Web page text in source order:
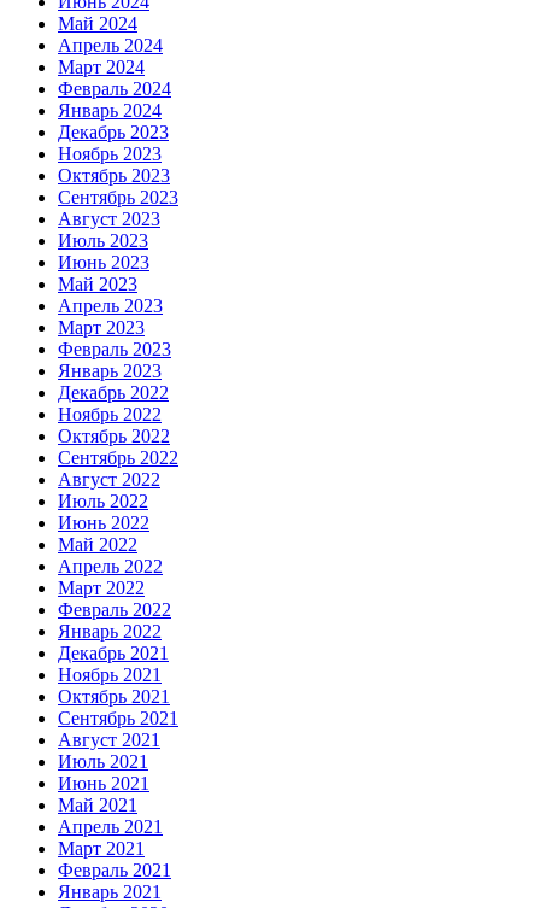
Май 2024
Апрель 2024
Март 2024
Февраль 2024
Январь 2024
Декабрь 2023
Ноябрь 2023
Октябрь 2023
Сентябрь 2023
Август 2023
Июль 2023
Июнь 2023
Май 2023
Апрель 2023
Март 2023
Февраль 2023
Январь 2023
Декабрь 2022
Ноябрь 2022
Октябрь 2022
Сентябрь 2022
Август 2022
Июль 2022
Июнь 2022
Май 2022
Апрель 2022
Март 2022
Февраль 2022
Январь 2022
Декабрь 2021
Ноябрь 2021
Октябрь 2021
Сентябрь 2021
Август 2021
Июль 2021
Июнь 2021
Май 2021
Апрель 2021
Март 2021
Февраль 2021
Январь 2021